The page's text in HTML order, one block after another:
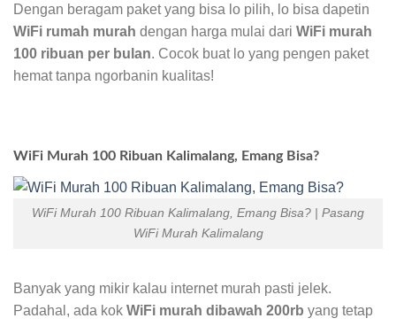
Dengan beragam paket yang bisa lo pilih, lo bisa dapetin
WiFi rumah murah dengan harga mulai dari WiFi murah
100 ribuan per bulan. Cocok buat lo yang pengen paket
hemat tanpa ngorbanin kualitas!
WiFi Murah 100 Ribuan Kalimalang, Emang Bisa?
WiFi Murah 100 Ribuan Kalimalang, Emang Bisa? | Pasang
WiFi Murah Kalimalang
Banyak yang mikir kalau internet murah pasti jelek.
Padahal, ada kok WiFi murah dibawah 200rb yang tetap